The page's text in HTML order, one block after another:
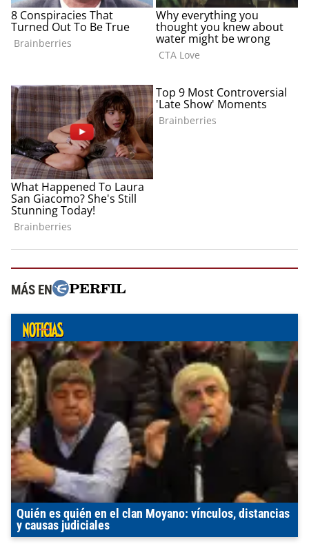
MÁS EN
Quién es quién en el clan Moyano: vínculos, distancias
y causas judiciales